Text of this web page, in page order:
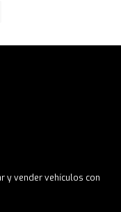
y vender vehículos con